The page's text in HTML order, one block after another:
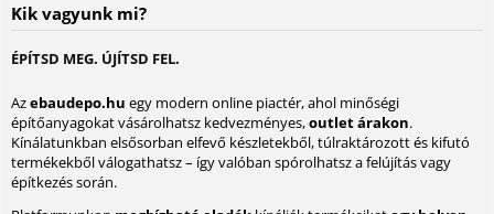
Kik vagyunk mi?
ÉPÍTSD MEG. ÚJÍTSD FEL.
Azebaudepo.hu egy modern online piactér, ahol minőségi
építőanyagokat vásárolhatsz kedvezményes,outlet árakon.
Kínálatunkban elsősorban elfevő készletekből, túlraktározott és kifutó
termékekből válogathatsz – így valóban spórolhatsz a felújítás vagy
építkezés során.